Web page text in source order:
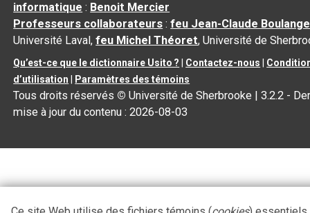
informatique : Benoit Mercier
Professeurs collaborateurs :feu Jean-Claude
Université Laval,feu Michel Théoret, Université de
Qu’est-ce que le dictionnaire Usito ? Contactez-nous
d’utilisation
Paramètres des témoins
Tous droits réservés © Université de Sherbrooke |3.2.2 -
mise à jour du contenu :2026-08-03